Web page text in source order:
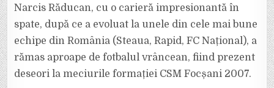
JUCĂTOR
DE
FOTBAL
PE
CARE
L-
DAT
NARCIS
RĂDUCAN,
Narcis Răducan, cu o carieră impresionantă în
spate, după ce a evoluat la unele din cele mai bune
echipe din România (Steaua, Rapid, FC Național), a
rămas aproape de fotbalul vrâncean, fiind prezent
deseori la meciurile formației CSM Focșani 2007.